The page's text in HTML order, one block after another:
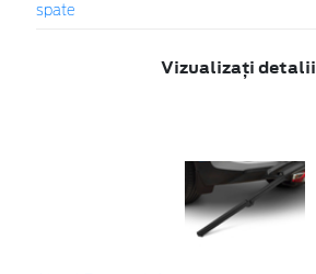
spate
Vizualizați detalii